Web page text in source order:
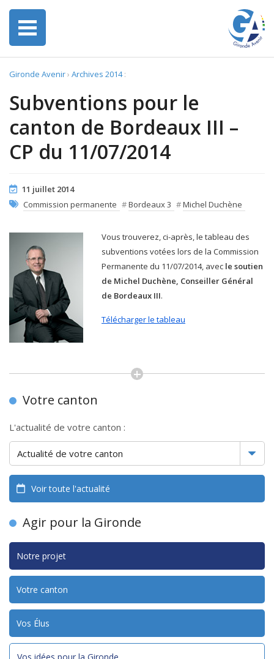
Gironde Avenir› Archives 2014:
Subventions pour le
canton de Bordeaux III –
CP du 11/07/2014
11 juillet 2014
Commission permanente #Bordeaux 3 #Michel Duchène
Vous trouverez, ci-après, le tableau des
subventions votées lors de la Commission
Permanente du 11/07/2014, avec le soutien
de Michel Duchène, Conseiller Général
de Bordeaux III.
Télécharger le tableau
Votre canton
L'actualité de votre canton :
Voir toute l'actualité
Agir pour la Gironde
Notre projet
Votre canton
Vos Élus